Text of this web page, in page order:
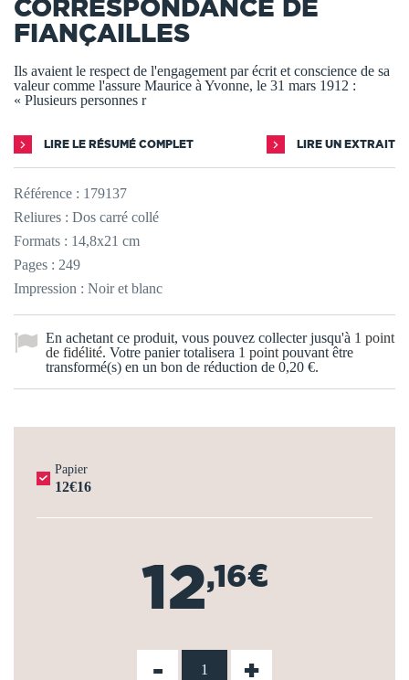
CORRESPONDANCE DE
FIANÇAILLES
Ils avaient le respect de l'engagement par écrit et conscience de sa
valeur comme l'assure Maurice à Yvonne, le 31 mars 1912 :
« Plusieurs personnes r
LIRE LE RÉSUMÉ COMPLET LIRE UN EXTRAIT
Référence : 179137
Reliures : Dos carré collé
Formats : 14,8x21 cm
Pages : 249
Impression : Noir et blanc
En achetant ce produit, vous pouvez collecter jusqu'à 1 point
de fidélité. Votre panier totalisera 1 point pouvant être
transformé(s) en un bon de réduction de 0,20 €.
Papier
12€16
12,16€
- +